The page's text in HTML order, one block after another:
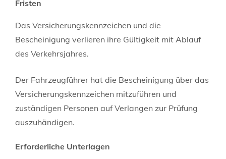
Fristen
Das Versicherungskennzeichen und die
Bescheinigung verlieren ihre Gültigkeit mit Ablauf
des Verkehrsjahres.
Der Fahrzeugführer hat die Bescheinigung über das
Versicherungskennzeichen mitzuführen und
zuständigen Personen auf Verlangen zur Prüfung
auszuhändigen.
Erforderliche Unterlagen